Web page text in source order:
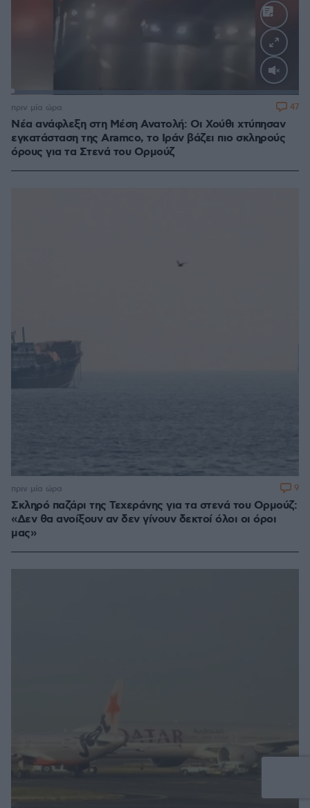
Νέα ανάφλεξη στη Μέση Ανατολή: Οι Χούθι χτύπησαν
εγκατάσταση της Aramco, το Ιράν βάζει πιο σκληρούς
όρους για τα Στενά του Ορμούζ
πριν μία ώρα 47
Σκληρό παζάρι της Τεχεράνης για τα στενά του Ορμούζ:
«Δεν θα ανοίξουν αν δεν γίνουν δεκτοί όλοι οι όροι
μας»
πριν μία ώρα 9